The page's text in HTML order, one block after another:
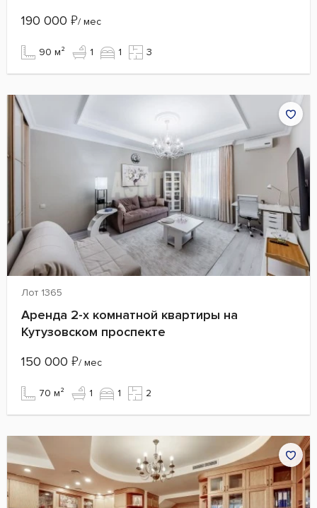
190 000 ₽/ мес
90 м² 1 1 3
Лот 1365
Аренда 2-х комнатной квартиры на
Кутузовском проспекте
150 000 ₽/ мес
70 м² 1 1 2